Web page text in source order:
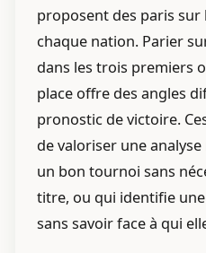
proposent des paris sur
chaque nation. Parier
dans les trois premiers
place offre des angles
pronostic de victoire.
de valoriser une
un bon tournoi sans
titre, ou qui identifie
sans savoir face à qui